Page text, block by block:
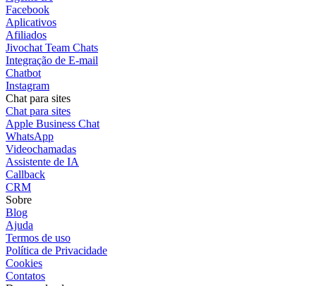
Facebook
Aplicativos
Afiliados
Jivochat Team Chats
Integração de E-mail
Chatbot
Instagram
Chat para sites
Chat para sites
Apple Business Chat
WhatsApp
Videochamadas
Assistente de IA
Callback
CRM
Sobre
Blog
Ajuda
Termos de uso
Política de Privacidade
Cookies
Contatos